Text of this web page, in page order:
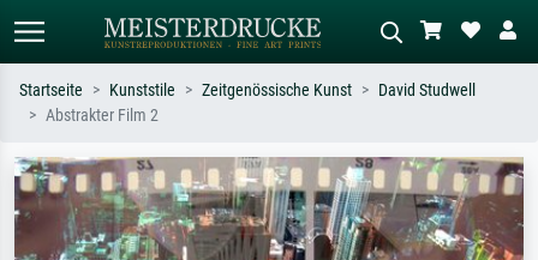
Suchen Sie nach Künstlern, Werktiteln
oder Stilen – z.B. Monet,
Sternennacht, Impressionismus, Welle
Hokusai, Akt.
Beschreiben Sie die Szene – z.B. Grüne
Wiese, Abstrakt mit viel Rot, Dunkles
Ölgemälde, Stehender Akt neben einem
Baum.
Startseite Kunststile Zeitgenössische Kunst
David Studwell
Abstrakter Film 2